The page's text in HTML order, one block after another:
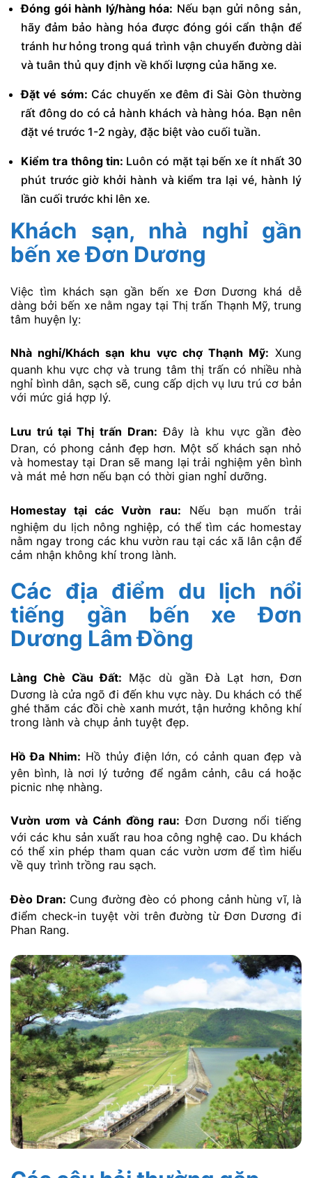
Đóng gói hành lý/hàng hóa: Nếu bạn gửi nông sản,
hãy đảm bảo hàng hóa được đóng gói cẩn thận để
tránh hư hỏng trong quá trình vận chuyển đường dài
và tuân thủ quy định về khối lượng của hãng xe.
Đặt vé sớm: Các chuyến xe đêm đi Sài Gòn thường
rất đông do có cả hành khách và hàng hóa. Bạn nên
đặt vé trước 1-2 ngày, đặc biệt vào cuối tuần.
Kiểm tra thông tin: Luôn có mặt tại bến xe ít nhất 30
phút trước giờ khởi hành và kiểm tra lại vé, hành lý
lần cuối trước khi lên xe.
Khách sạn, nhà nghỉ gần
bến xe Đơn Dương
Việc tìm khách sạn gần bến xe Đơn Dương khá dễ
dàng bởi bến xe nằm ngay tại Thị trấn Thạnh Mỹ, trung
tâm huyện lỵ:
Nhà nghỉ/Khách sạn khu vực chợ Thạnh Mỹ: Xung
quanh khu vực chợ và trung tâm thị trấn có nhiều nhà
nghỉ bình dân, sạch sẽ, cung cấp dịch vụ lưu trú cơ bản
với mức giá hợp lý.
Lưu trú tại Thị trấn Dran: Đây là khu vực gần đèo
Dran, có phong cảnh đẹp hơn. Một số khách sạn nhỏ
và homestay tại Dran sẽ mang lại trải nghiệm yên bình
và mát mẻ hơn nếu bạn có thời gian nghỉ dưỡng.
Homestay tại các Vườn rau: Nếu bạn muốn trải
nghiệm du lịch nông nghiệp, có thể tìm các homestay
nằm ngay trong các khu vườn rau tại các xã lân cận để
cảm nhận không khí trong lành.
Các địa điểm du lịch nổi
tiếng gần bến xe Đơn
Dương Lâm Đồng
Làng Chè Cầu Đất: Mặc dù gần Đà Lạt hơn, Đơn
Dương là cửa ngõ đi đến khu vực này. Du khách có thể
ghé thăm các đồi chè xanh mướt, tận hưởng không khí
trong lành và chụp ảnh tuyệt đẹp.
Hồ Đa Nhim: Hồ thủy điện lớn, có cảnh quan đẹp và
yên bình, là nơi lý tưởng để ngắm cảnh, câu cá hoặc
picnic nhẹ nhàng.
Vườn ươm và Cánh đồng rau: Đơn Dương nổi tiếng
với các khu sản xuất rau hoa công nghệ cao. Du khách
có thể xin phép tham quan các vườn ươm để tìm hiểu
về quy trình trồng rau sạch.
Đèo Dran: Cung đường đèo có phong cảnh hùng vĩ, là
điểm check-in tuyệt vời trên đường từ Đơn Dương đi
Phan Rang.